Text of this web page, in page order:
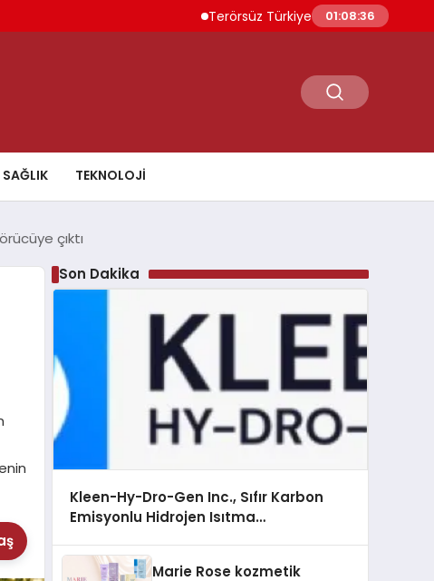
Terörsüz Türkiye İçin Yasal Süreç 5
01:08:38
SAĞLIK TEKNOLOJI
çıktı
Son Dakika
Kleen-Hy-Dro-Gen Inc., Sıfır Karbon
Emisyonlu Hidrojen Isıtma
Onaylarını Aldı
Marie Rose kozmetik